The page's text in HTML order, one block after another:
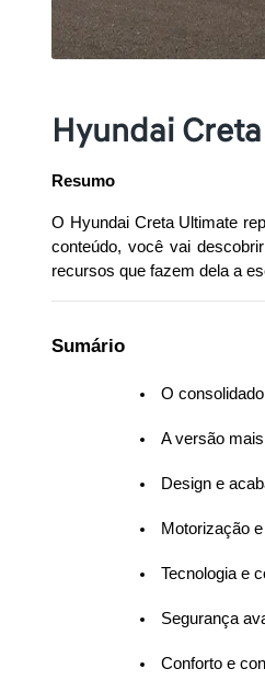
Hyundai
Resumo
O Hyundai Creta Ultimate
conteúdo, você vai
recursos que fazem dela a
Sumário
O
A versão
Design e
Motorização
Tecnologia e
Segurança
Conforto e